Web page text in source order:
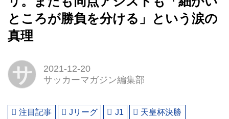
ところが勝負を分ける」という涙の
真理
サ
2021-12-20
サッカーマガジン編集部
注目記事 Jリーグ J1
天皇杯決勝